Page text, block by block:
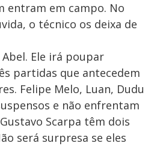
entram em campo. No
o técnico os deixa de
Ele irá poupar
partidas que antecedem
Felipe Melo, Luan, Dudu
e não enfrentam
Scarpa têm dois
será surpresa se eles